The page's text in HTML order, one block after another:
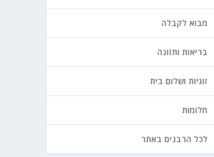
מבוא לקבלה
בריאות ותזונה
זוגיות ושלום בית
חלומות
לכל הרבנים באתר